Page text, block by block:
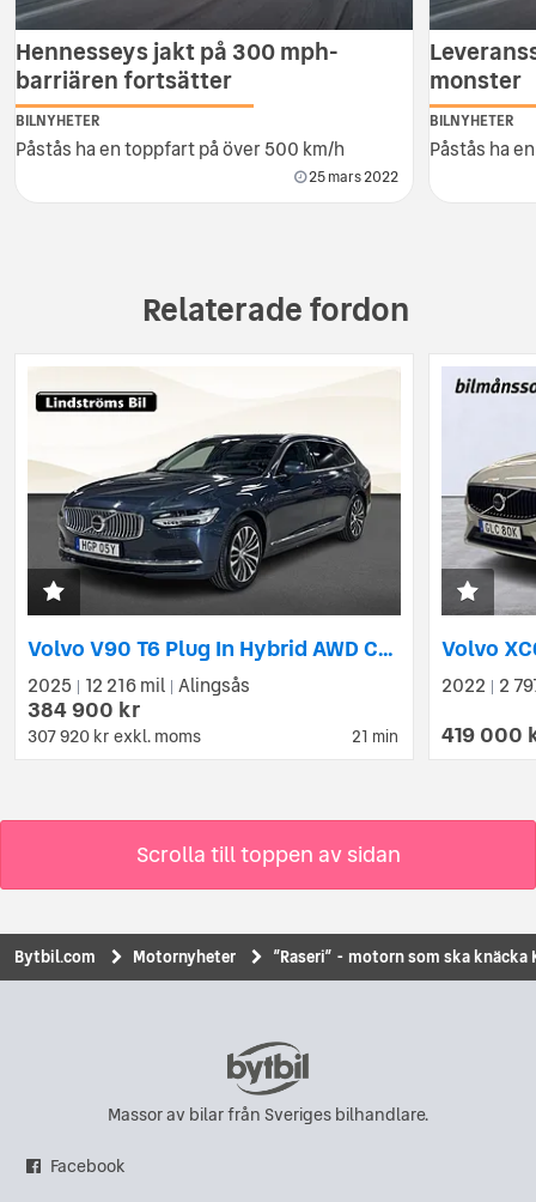
Hennesseys jakt på 300 mph-
barriären fortsätter
BILNYHETER
Påstås ha en toppfart på över 500 km/h
25 mars 2022
monster
BILNYHETER
Påstås ha
Relaterade fordon
21 min
Volvo V90 T6 Plug In Hybrid AWD Core Bright
2025 12 216 mil Alingsås
384 900 kr
307 920 kr exkl. moms
2022 2
419 000
Scrolla till toppen av sidan
Bytbil.com Motornyheter ”Raseri” - motorn som ska knäcka
Massor av bilar från Sveriges bilhandlare.
Facebook